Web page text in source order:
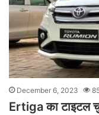
December 6, 2023
Ertiga का टाइटल